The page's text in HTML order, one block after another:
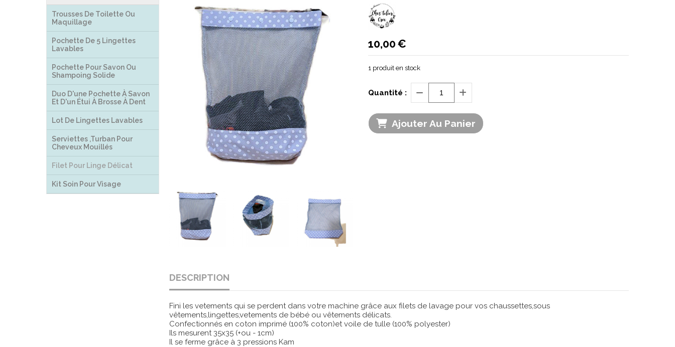
Trousses De Toilette Ou
Maquillage
Pochette De 5 Lingettes
Lavables
Pochette Pour Savon Ou
Shampoing Solide
Duo D'une Pochette À Savon
Et D'un Étui À Brosse À Dent
Lot De Lingettes Lavables
Serviettes ,turban Pour
Cheveux Mouillés
Filet Pour Linge Délicat
Kit Soin Pour Visage
10,00€
1 produit en stock
Quantité :
Ajouter Au Panier
DESCRIPTION
Fini les vetements qui se perdent dans votre machine grâce aux filets de lavage pour vos chaussettes,sous
vêtements,lingettes,vetements de bébé ou vêtements délicats.
Confectionnés en coton imprimé (100% coton)et voile de tulle (100% polyester)
Ils mesurent 35x35 (+ou - 1cm)
Il se ferme grâce à 3 pressions Kam